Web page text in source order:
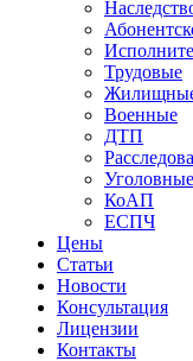
Трудовые
Военные
ДТП
Уголовные
КоАП
ЕСПЧ
Цены
Статьи
Новости
Консультация
Лицензии
Контакты